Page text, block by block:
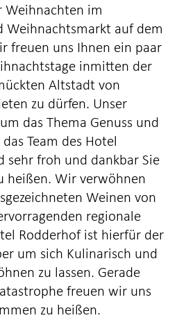
Weihnachten im
Weihnachtsmarkt auf dem
freuen uns Ihnen ein paar
inmitten der
Altstadt von
zu dürfen. Unser
das Thema Genuss und
Team des Hotel
sehr froh und dankbar Sie
heißen. Wir verwöhnen
Weinen von
regionale
Rodderhof ist hierfür der
um sich Kulinarisch und
zu lassen. Gerade
freuen wir uns
zu heißen.